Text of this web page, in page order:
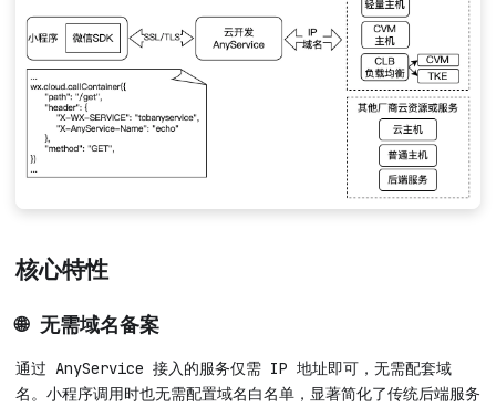
核心特性
🌐 无需域名备案
通过 AnyService 接入的服务仅需 IP 地址即可，无需配套域
名。小程序调用时也无需配置域名白名单，显著简化了传统后端服务